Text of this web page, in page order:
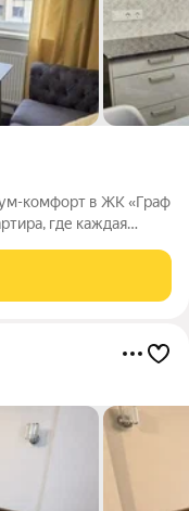
комфорт в ЖК «Граф
где каждая
керамика, массивные